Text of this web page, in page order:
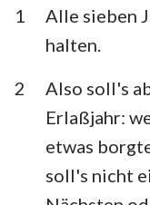
Esther
Psalm
Prediger
Jesaja
Klagelieder
1
Alle sieben
halten.
2
Also soll's
Erlaßjahr:
etwas
soll's nicht